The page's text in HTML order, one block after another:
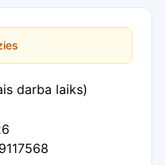
darba laiks)